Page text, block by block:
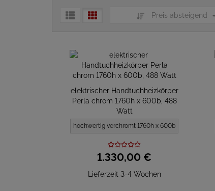
Preis absteigend
elektrischer Handtuchheizkörper
Perla chrom 1760h x 600b, 488
Watt
hochwertig verchromt 1760h x 600b
1.330,00 €
Lieferzeit 3-4 Wochen